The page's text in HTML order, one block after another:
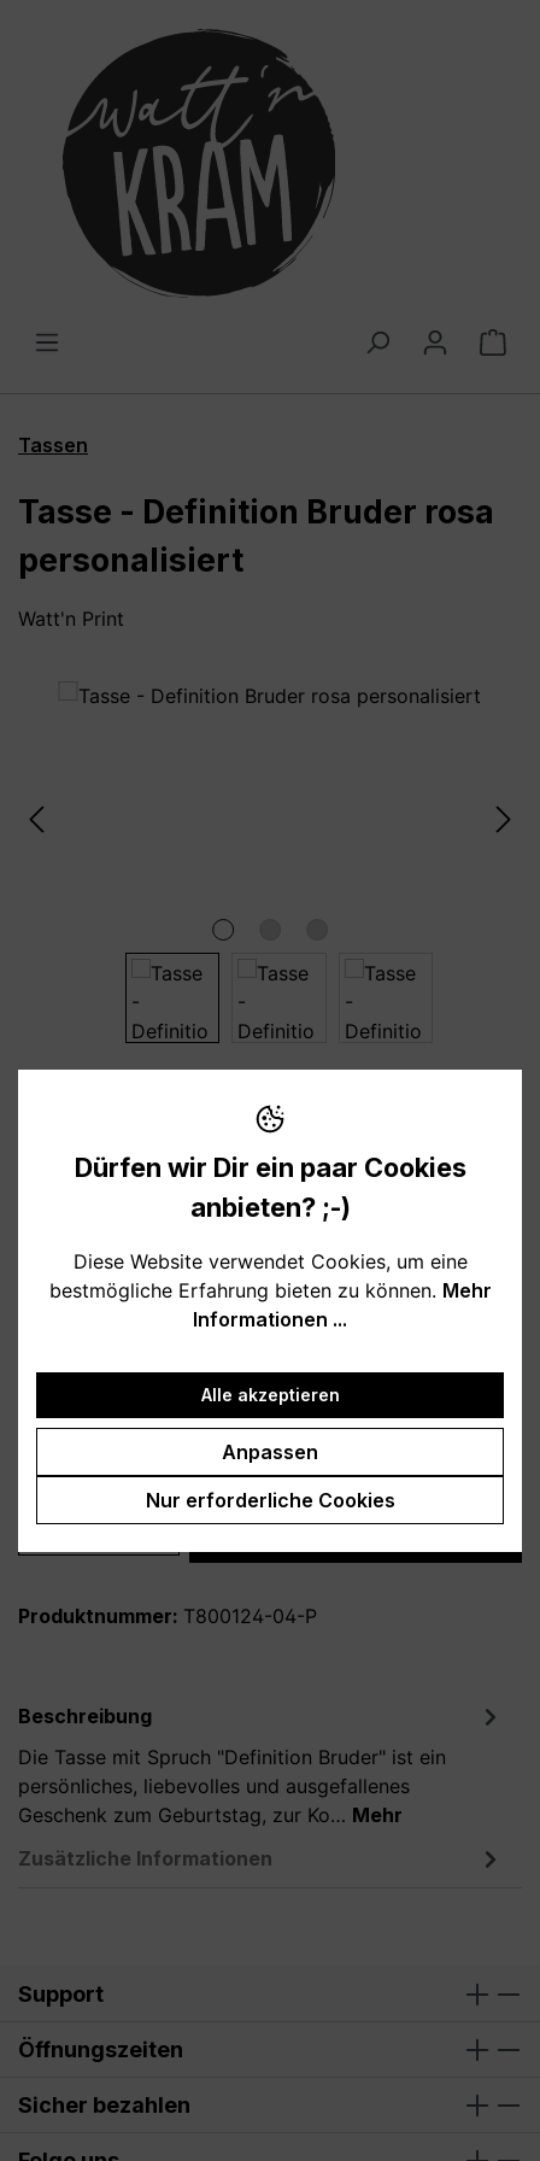
Tassen
Tasse - Definition Bruder rosa
personalisiert
Watt'n Print
Bildergalerie überspringen
Preise inkl. MwSt. zzgl. Versandkosten
Verfügbar, Lieferzeit: 1-3 Tage
weiß
schwarz hellblau
rosa
türkis grau
dunkelblau
lila
Varianteauswählen
ohne Personalisierung
Produkt Anzahl: Gib den gewünschten
Produktnummer: T800124-04-P
Beschreibung
Die Tasse mit Spruch "Definition Bruder" ist ein
persönliches, liebevolles und ausgefallenes
Geschenk zum Geburtstag, zur Ko… Mehr
Zusätzliche Informationen
Support
Öffnungszeiten
Sicher bezahlen
Dürfen wir Dir ein paar Cookies
anbieten? ;-)
Diese Website verwendet Cookies, um eine
bestmögliche Erfahrung bieten zu können. Mehr
Informationen ...
Alle akzeptieren
Anpassen
Nur erforderliche Cookies